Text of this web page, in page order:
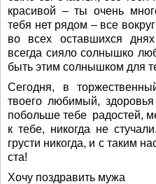
красивой – ты очень
тебя нет рядом – все
во всех оставшихся
всегда сияло солнышко
быть этим солнышком для
Сегодня, в
твоего любимый,
побольше тебе радостей,
к тебе, никогда не
грусти никогда, и с таким
ста!
Хочу поздравить мужа